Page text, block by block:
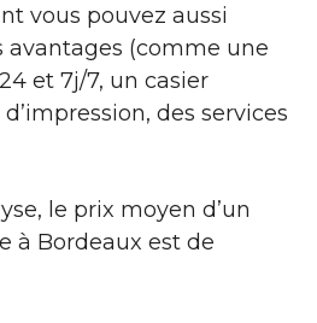
vous pouvez aussi
avantages (comme une
et 7j/7, un casier
des services
le prix moyen d’un
à Bordeaux est de